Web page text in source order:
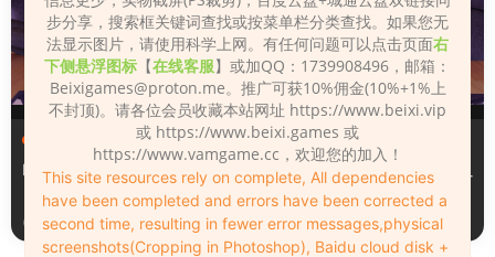
服装（Clothing）
Leopard_print_office_suit
2周前
服装（Clothing）
Lacquer_leather_two_tone_
tight_mini_skirt
2周前
步分享，搜索框关键词查找或按菜单栏分类查找。如果您无
法显示图片，请使用科学上网。有任何问题可以点击页面右
下侧悬浮图标 【在线客服】或加QQ：1739908496，邮箱：
Beixigames@proton.me。推广可获10%佣金(10%+1%上
不封顶)。请各位会员收藏本站网址 https://www.beixi.vip
或 https://www.beixi.games 或
https://www.vamgame.cc，欢迎您的加入！
This site resources rely on complete, All dependencies
have been completed and errors have been corrected a
second time, resulting in fewer error messages,physical
screenshots(Cropping in Photoshop), Baidu cloud disk +